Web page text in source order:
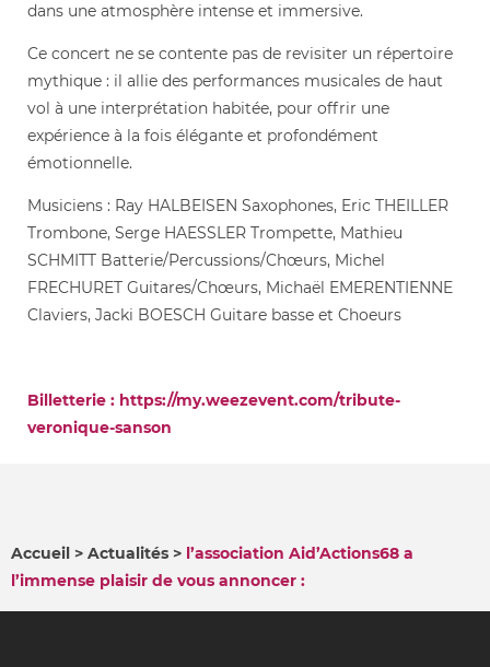
dans une atmosphère intense et immersive.
Ce concert ne se contente pas de revisiter un répertoire
mythique : il allie des performances musicales de haut
vol à une interprétation habitée, pour offrir une
expérience à la fois élégante et profondément
émotionnelle.
Musiciens : Ray HALBEISEN Saxophones, Eric THEILLER
Trombone, Serge HAESSLER Trompette, Mathieu
SCHMITT Batterie/Percussions/Chœurs, Michel
FRECHURET Guitares/Chœurs, Michaël EMERENTIENNE
Claviers, Jacki BOESCH Guitare basse et Choeurs
Billetterie : https://my.weezevent.com/tribute-
veronique-sanson
Accueil Actualités
l’association Aid’Actions68 a
l’immense plaisir de vous annoncer :